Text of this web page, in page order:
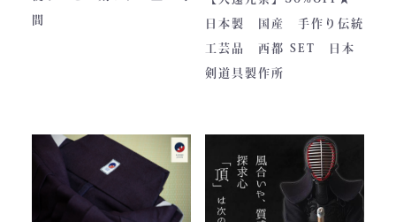
す。
ついております。
ハンドルの高さ：22cm
■仕様
ファスナー部分にはYKK製
間
めに作られました。しかし
全国の販売店様の強い意向
で卸販売を開始すると瞬く
トが町のPRとふるさと納
税ということもあり、高品
質低価格をできるだけ再現
しております。特に籠手は
日本製 国産 手作り伝統
工芸品 西都 SET 日本
剣道具製作所